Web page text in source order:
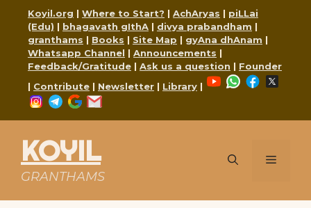
content
Koyil.org | Where to Start? | AchAryas | piLLai
(Edu) | bhagavath gIthA | divya prabandham |
granthams | Books | Site Map | gyAna dhAnam |
Whatsapp Channel | Announcements |
Feedback/Gratitude | Ask us a question | Founder
| Contribute | Newsletter | Library |
YouTubeWhatsApp
Facebook
Instagram
Telegram
Google
KOYIL
GRANTHAMS
Menu